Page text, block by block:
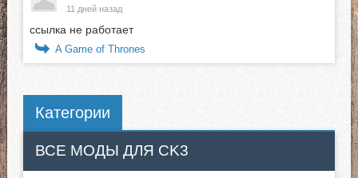
11 дней назад
ссылка не работает
A Game of Thrones
Категории
ВСЕ МОДЫ ДЛЯ CK3